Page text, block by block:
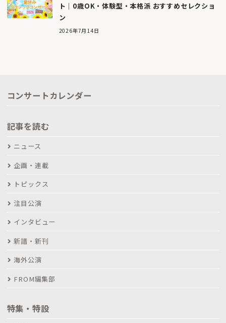
ト｜0歳OK・体験型・本格派 おすすめセレクショ
ン
2026年7月14日
コンサートカレンダー
記事を読む
ニュース
企画・連載
トピックス
注目公演
インタビュー
新譜・新刊
海外公演
FROM編集部
特集・特設